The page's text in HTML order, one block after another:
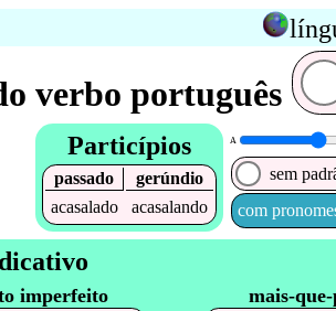
verbo português
Particípios
passado
gerúndio
acasalado
acasalando
A
sem
com
imperfeito mais-